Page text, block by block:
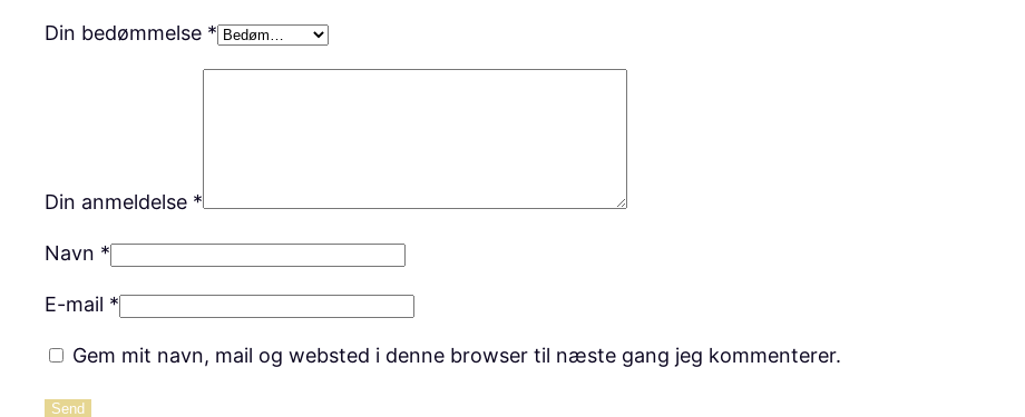
Din bedømmelse *
Din anmeldelse *
Navn *
E-mail *
Gem mit navn, mail og websted i denne browser til næste gang jeg kommenterer.